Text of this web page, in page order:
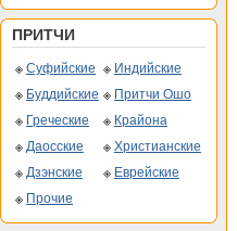
ПРИТЧИ
Суфийские
Индийские
Буддийские
Притчи Ошо
Греческие
Крайона
Даосские
Христианские
Дзэнские
Еврейские
Прочие